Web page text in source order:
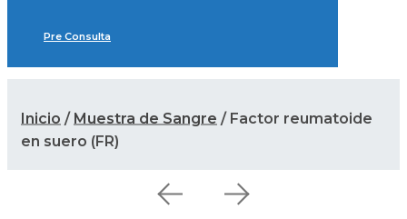
Pre Consulta
Inicio / Muestra de Sangre / Factor reumatoide
en suero (FR)